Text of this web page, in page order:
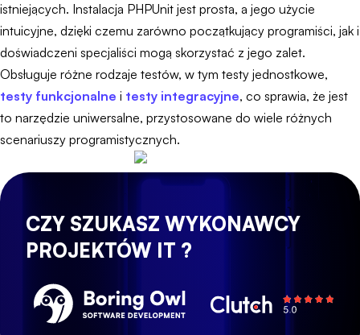
istniejących. Instalacja PHPUnit jest prosta, a jego użycie
intuicyjne, dzięki czemu zarówno początkujący programiści, jak i
doświadczeni specjaliści mogą skorzystać z jego zalet.
Obsługuje różne rodzaje testów, w tym testy jednostkowe,
testy funkcjonalne i testy integracyjne, co sprawia, że jest
to narzędzie uniwersalne, przystosowane do wiele różnych
scenariuszy programistycznych.
CZY SZUKASZ WYKONAWCY
PROJEKTÓW IT ?